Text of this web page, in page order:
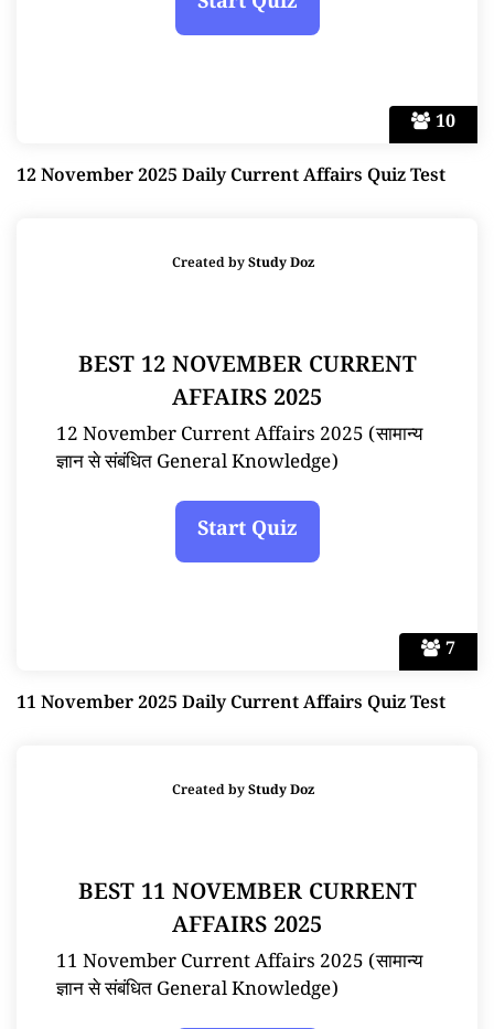
10
12 November 2025 Daily Current Affairs Quiz Test
7
Created byStudy Doz
BEST 12 NOVEMBER CURRENT
AFFAIRS 2025
12 November Current Affairs 2025 (सामान्य
ज्ञान से संबंधित General Knowledge)
11 November 2025 Daily Current Affairs Quiz Test
Created byStudy Doz
BEST 11 NOVEMBER CURRENT
AFFAIRS 2025
11 November Current Affairs 2025 (सामान्य
ज्ञान से संबंधित General Knowledge)